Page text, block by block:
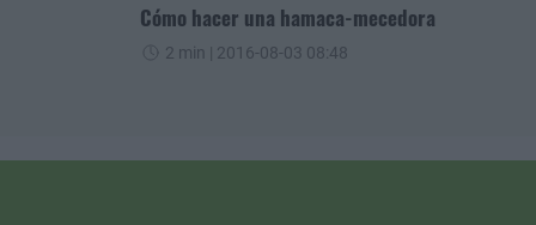
Cómo hacer una hamaca-mecedora
2 min | 2016-08-03 08:48